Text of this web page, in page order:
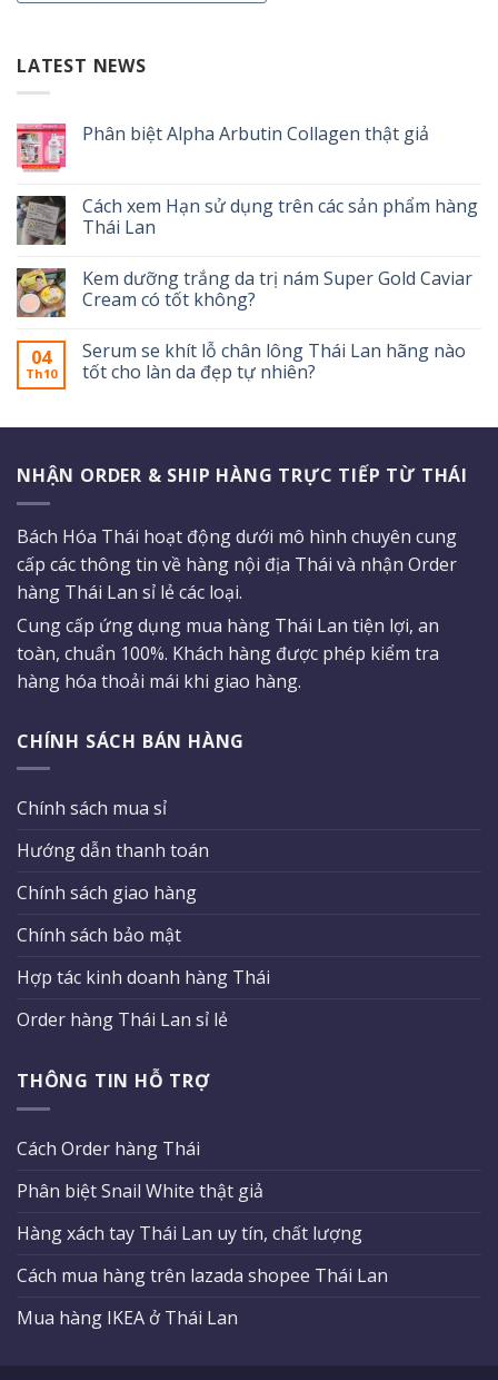
LATEST NEWS
Phân biệt Alpha Arbutin Collagen thật giả
Cách xem Hạn sử dụng trên các sản phẩm hàng
Thái Lan
Kem dưỡng trắng da trị nám Super Gold Caviar
Cream có tốt không?
04
Th10
Serum se khít lỗ chân lông Thái Lan hãng nào
tốt cho làn da đẹp tự nhiên?
NHẬN ORDER & SHIP HÀNG TRỰC TIẾP TỪ THÁI
Bách Hóa Thái hoạt động dưới mô hình chuyên cung
cấp các thông tin về hàng nội địa Thái và nhận Order
hàng Thái Lan sỉ lẻ các loại.
Cung cấp ứng dụng mua hàng Thái Lan tiện lợi, an
toàn, chuẩn 100%. Khách hàng được phép kiểm tra
hàng hóa thoải mái khi giao hàng.
CHÍNH SÁCH BÁN HÀNG
Chính sách mua sỉ
Hướng dẫn thanh toán
Chính sách giao hàng
Chính sách bảo mật
Hợp tác kinh doanh hàng Thái
Order hàng Thái Lan sỉ lẻ
THÔNG TIN HỖ TRỢ
Cách Order hàng Thái
Phân biệt Snail White thật giả
Hàng xách tay Thái Lan uy tín, chất lượng
Cách mua hàng trên lazada shopee Thái Lan
Mua hàng IKEA ở Thái Lan